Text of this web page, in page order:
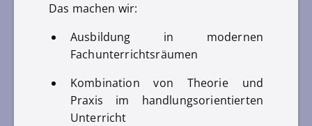
Das machen wir:
Ausbildung in modernen
Fachunterrichtsräumen
Kombination von Theorie und
Praxis im handlungsorientierten
Unterricht